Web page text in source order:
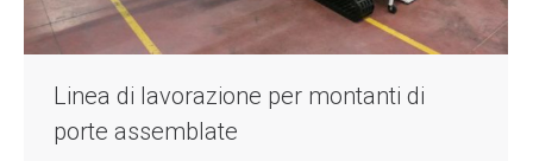
Linea di lavorazione per montanti di
porte assemblate